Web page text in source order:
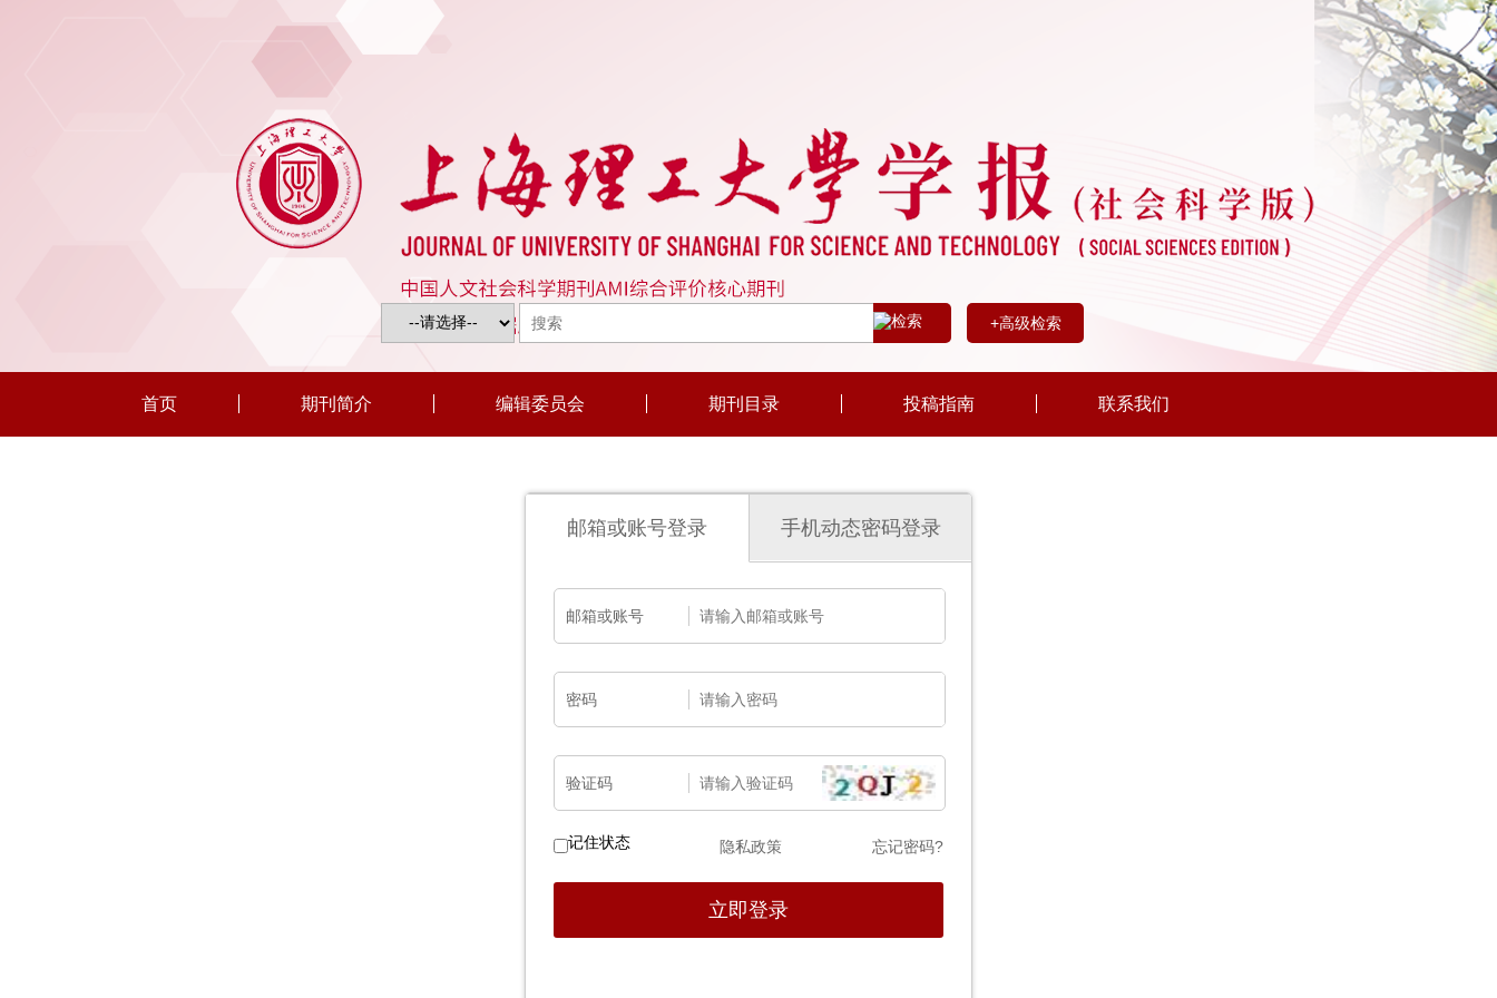
+高级检索
首页 期刊简介 编辑委员会 期刊目录 投稿指南 联系我们
邮箱或账号登录 手机动态密码登录
邮箱或账号
密码
验证码
记住状态 隐私政策 忘记密码?